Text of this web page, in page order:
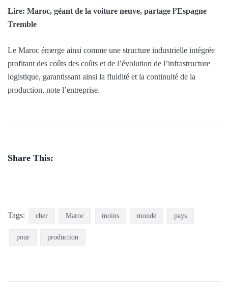
Lire: Maroc, géant de la voiture neuve, partage l’Espagne
Tremble
Le Maroc émerge ainsi comme une structure industrielle intégrée
profitant des coûts des coûts et de l’évolution de l’infrastructure
logistique, garantissant ainsi la fluidité et la continuité de la
production, note l’entreprise.
Share This:
Tags: cher Maroc moins monde pays
pour production